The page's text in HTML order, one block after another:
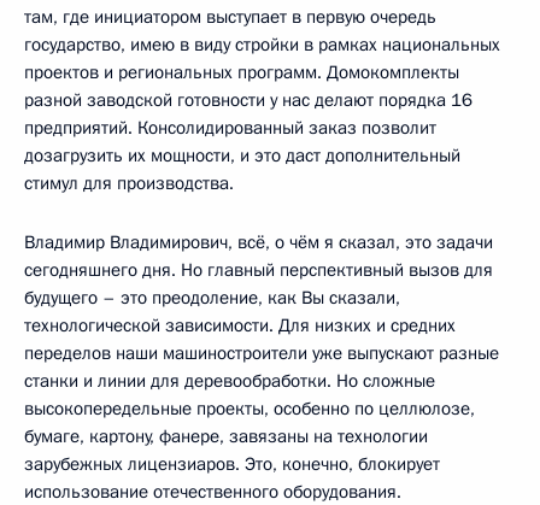
там, где инициатором выступает в первую очередь
государство, имею в виду стройки в рамках национальных
проектов и региональных программ. Домокомплекты
разной заводской готовности у нас делают порядка 16
предприятий. Консолидированный заказ позволит
дозагрузить их мощности, и это даст дополнительный
стимул для производства.
Владимир Владимирович, всё, о чём я сказал, это задачи
сегодняшнего дня. Но главный перспективный вызов для
будущего – это преодоление, как Вы сказали,
технологической зависимости. Для низких и средних
переделов наши машиностроители уже выпускают разные
станки и линии для деревообработки. Но сложные
высокопередельные проекты, особенно по целлюлозе,
бумаге, картону, фанере, завязаны на технологии
зарубежных лицензиаров. Это, конечно, блокирует
использование отечественного оборудования.